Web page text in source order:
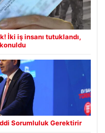
İki iş insanı tutuklandı,
Sorumluluk Gerektirir